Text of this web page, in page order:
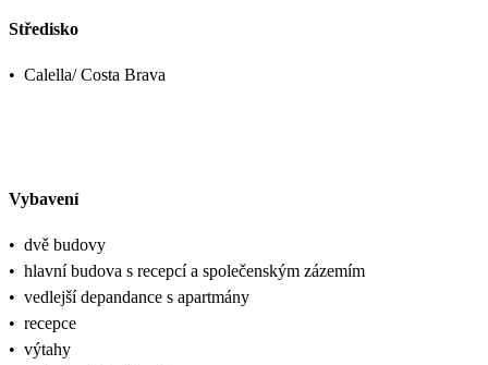
Středisko
• Calella/ Costa Brava
Vybavení
• dvě budovy
• hlavní budova s recepcí a společenským zázemím
• vedlejší depandance s apartmány
• recepce
• výtahy